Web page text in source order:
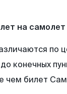
на
по
конечных
чем билет